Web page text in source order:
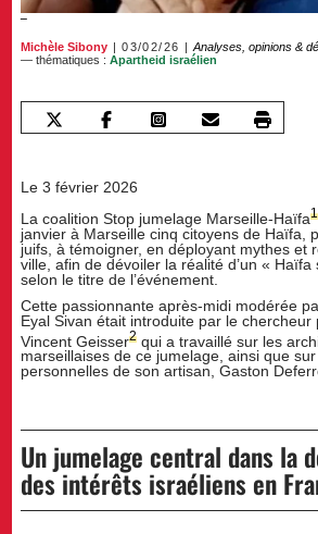
Michèle Sibony 03/02/26 Analyses, opinions &
— thématiques :Apartheid israélien
Le 3 février 2026
La coalition Stop jumelage Marseille-Haïfa1
janvier à Marseille cinq citoyens de Haïfa,
juifs, à témoigner, en déployant mythes et
ville, afin de dévoiler la réalité d’un « Haïfa
selon le titre de l’événement.
Cette passionnante après-midi modérée
Eyal Sivan était introduite par le chercheur
Vincent Geisser2 qui a travaillé sur les
marseillaises de ce jumelage, ainsi que
personnelles de son artisan, Gaston
Un jumelage central dans la
des intérêts israéliens en